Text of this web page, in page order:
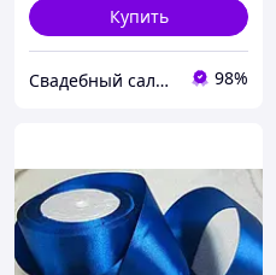
Купить
Свадебный салон "ПРИНЦЕССА" 98%